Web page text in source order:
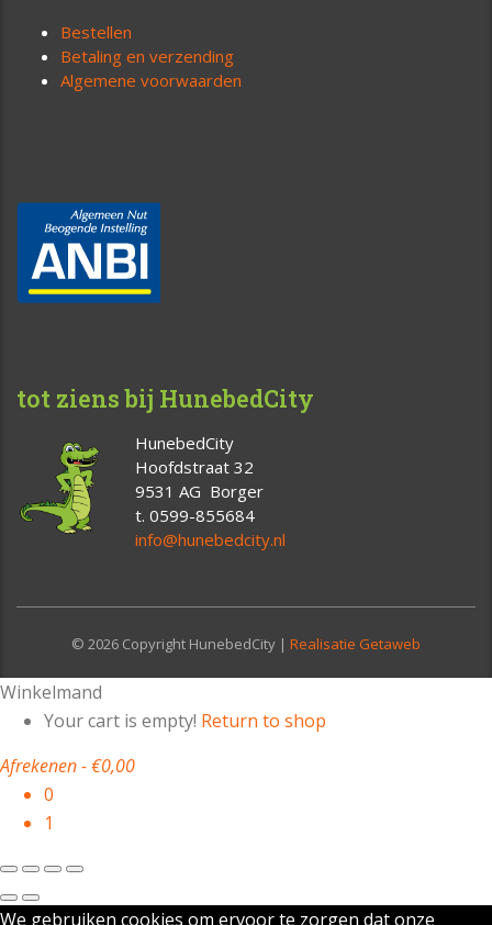
Bestellen
Betaling en verzending
Algemene voorwaarden
tot ziens bij HunebedCity
HunebedCity
Hoofdstraat 32
9531 AG Borger
t. 0599-855684
info@hunebedcity.nl
© 2026 Copyright HunebedCity | Realisatie Getaweb
Winkelmand
Your cart is empty! Return to shop
Afrekenen-€0,00
0
1
We gebruiken cookies om ervoor te zorgen dat onze